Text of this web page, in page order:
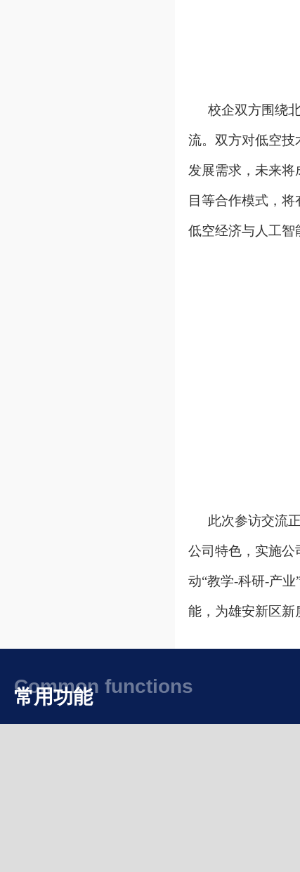
校企双方围绕
流。双方对低空技
发展需求，未来将
目等合作模式，
低空经济与人工智
此次参访交流
公司特色，实施公
动“教学-科研-产
能，为雄安新区新
常用功能
Common functions